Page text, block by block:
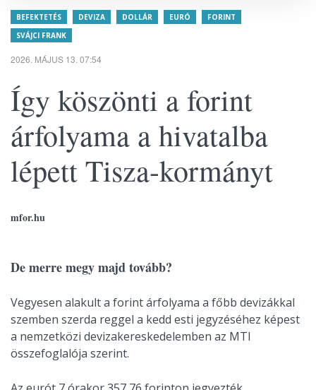
BEFEKTETÉS DEVIZA DOLLÁR EURÓ
FORINT
SVÁJCI FRANK
2026. MÁJUS 13. 07:54
Így köszönti a forint
árfolyama a hivatalba
lépett Tisza-kormányt
mfor.hu
De merre megy majd tovább?
Vegyesen alakult a forint árfolyama a főbb devizákkal
szemben szerda reggel a kedd esti jegyzéséhez képest
a nemzetközi devizakereskedelemben az MTI
összefoglalója szerint.